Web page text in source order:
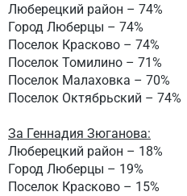
Люберецкий район – 74%
Город Люберцы – 74%
Поселок Красково – 74%
Поселок Томилино – 71%
Поселок Малаховка – 70%
Поселок Октябрьский – 74%
За Геннадия Зюганова:
Люберецкий район – 18%
Город Люберцы – 19%
Поселок Красково – 15%